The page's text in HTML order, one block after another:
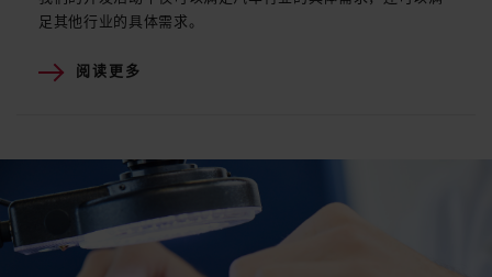
足其他行业的具体需求。
阅读更多